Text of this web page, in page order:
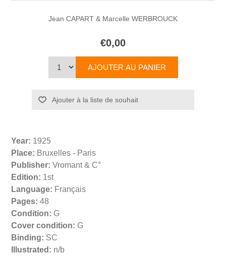
Jean CAPART & Marcelle WERBROUCK
€0,00
Year: 1925
Place: Bruxelles - Paris
Publisher: Vromant & C°
Edition: 1st
Language: Français
Pages: 48
Condition: G
Cover condition: G
Binding: SC
Illustrated: n/b